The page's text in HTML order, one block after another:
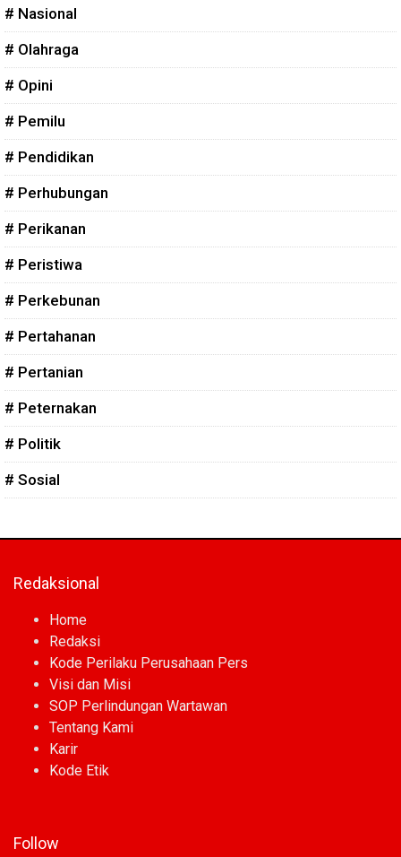
# Nasional
# Olahraga
# Opini
# Pemilu
# Pendidikan
# Perhubungan
# Perikanan
# Peristiwa
# Perkebunan
# Pertahanan
# Pertanian
# Peternakan
# Politik
# Sosial
Redaksional
Home
Redaksi
Kode Perilaku Perusahaan Pers
Visi dan Misi
SOP Perlindungan Wartawan
Tentang Kami
Karir
Kode Etik
Follow